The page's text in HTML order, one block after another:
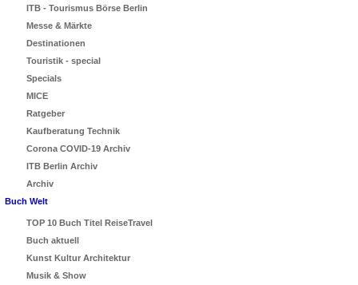
ITB - Tourismus Börse Berlin
Messe & Märkte
Destinationen
Touristik - special
Specials
MICE
Ratgeber
Kaufberatung Technik
Corona COVID-19 Archiv
ITB Berlin Archiv
Archiv
Buch Welt
TOP 10 Buch Titel ReiseTravel
Buch aktuell
Kunst Kultur Architektur
Musik & Show